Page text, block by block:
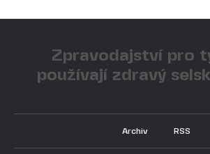
Zpravodajství pro
používají zdravý
Archiv RSS